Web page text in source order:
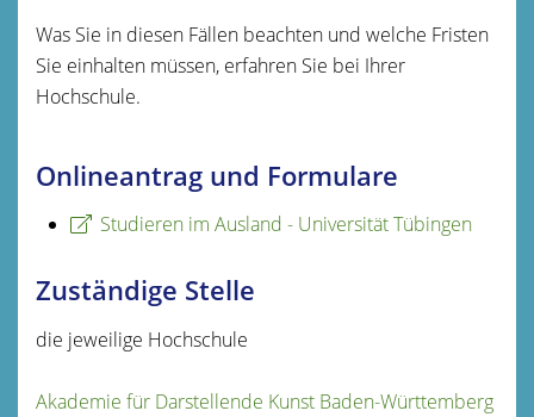
Was Sie in diesen Fällen beachten und welche Fristen
Sie einhalten müssen, erfahren Sie bei Ihrer
Hochschule.
Onlineantrag und Formulare
Studieren im Ausland - Universität Tübingen
Zuständige Stelle
die jeweilige Hochschule
Akademie für Darstellende Kunst Baden-Württemberg